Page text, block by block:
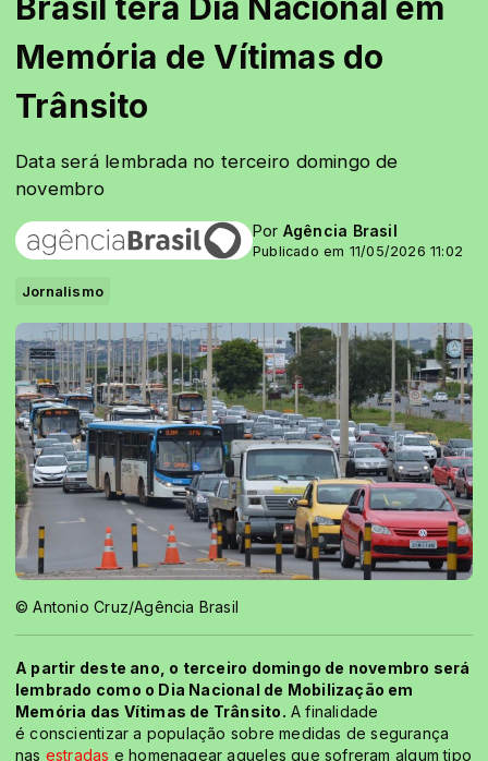
Memória de Vítimas do
Trânsito
Data será lembrada no terceiro domingo de
novembro
Por Agência Brasil
Publicado em 11/05/2026 11:02
Jornalismo
© Antonio Cruz/Agência Brasil
A partir deste ano, o terceiro domingo de novembro será
lembrado como o Dia Nacional de Mobilização em
Memória das Vítimas de Trânsito. A finalidade
é conscientizar a população sobre medidas de segurança
nas estradas e homenagear aqueles que sofreram algum tipo